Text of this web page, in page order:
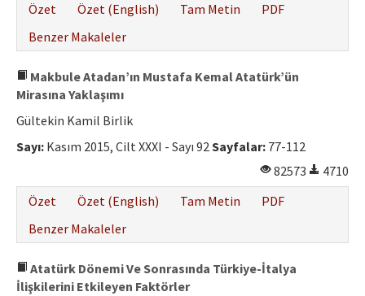
Özet
Özet (English) Tam Metin
PDF
Benzer Makaleler
Makbule Atadan’ın Mustafa Kemal Atatürk’ün
Mirasına Yaklaşımı
Gültekin Kamil Birlik
Sayı: Kasım 2015, Cilt XXXI - Sayı 92Sayfalar: 77-112
82573
4710
Özet
Özet (English) Tam Metin
PDF
Benzer Makaleler
Atatürk Dönemi Ve Sonrasında Türkiye-İtalya
İlişkilerini Etkileyen Faktörler